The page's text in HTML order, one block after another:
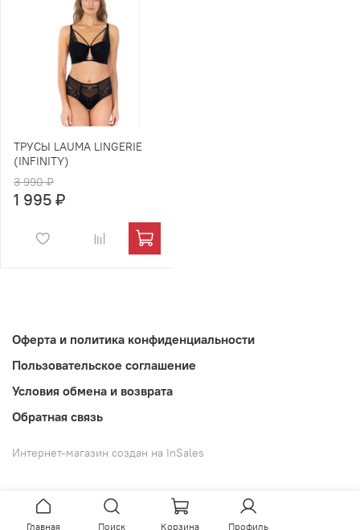
ТРУСЫ LAUMA LINGERIE
(INFINITY)
3 990 ₽
1 995 ₽
Оферта и политика конфиденциальности
Пользовательское соглашение
Условия обмена и возврата
Обратная связь
Интернет-магазин создан на InSales
Главная Поиск Корзина Профиль